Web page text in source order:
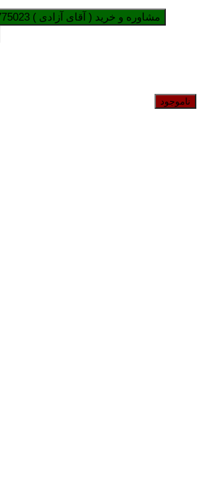
مشاوره و خرید ( آقای آزادی ) 09185775023
ناموجود